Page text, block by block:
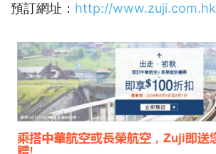
預訂網址： http://www.zuji.com.hk